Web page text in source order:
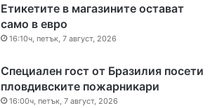
Етикетите в магазините остават
само в евро
16:10ч, петък, 7 август, 2026
Специален гост от Бразилия посети
пловдивските пожарникари
16:00ч, петък, 7 август, 2026